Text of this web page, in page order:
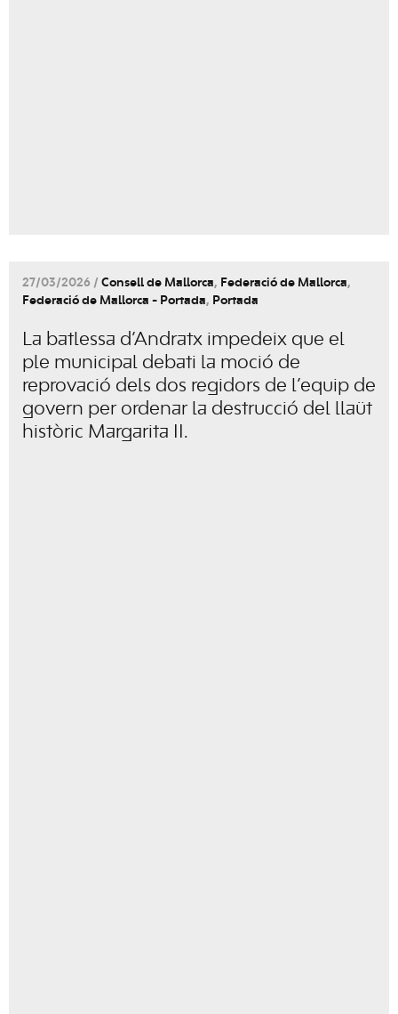
27/03/2026 / Consell de Mallorca, Federació de Mallorca,
Federació de Mallorca - Portada, Portada
La batlessa d’Andratx impedeix que el
ple municipal debati la moció de
reprovació dels dos regidors de l’equip de
govern per ordenar la destrucció del llaüt
històric Margarita II.